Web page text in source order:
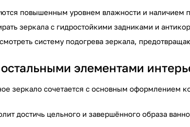
повышенным уровнем влажности и наличием
зеркала с гидростойкими задниками и
систему подогрева зеркала,
элементами
зеркало сочетается с основным оформлением
достичь цельного и завершённого образа